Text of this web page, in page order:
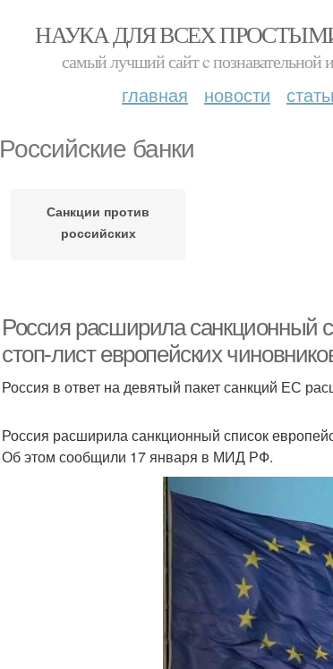
НАУКА ДЛЯ ВСЕХ
самый лучший сайт c познавательной
главная новости
Российские банки
Санкции против
российских
Россия расширила санкционный
стоп-лист европейских
Россия в ответ на девятый пакет санкций ЕС
Россия расширила санкционный список
Об этом сообщили 17 января в МИД РФ.